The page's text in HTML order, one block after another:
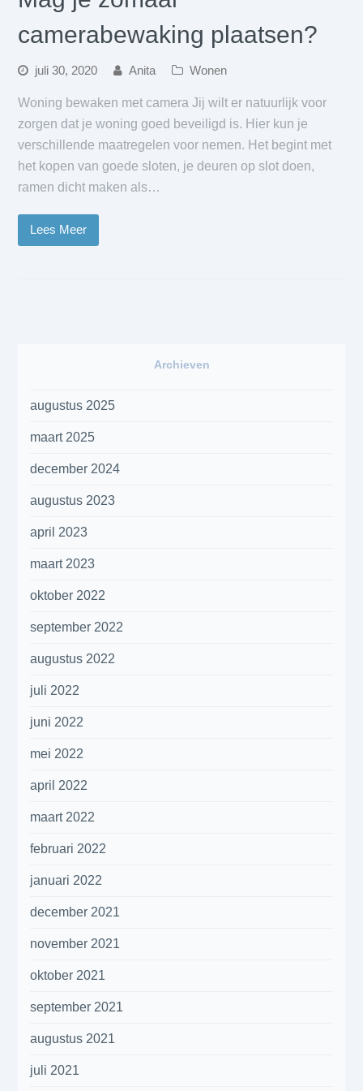
camerabewaking plaatsen?
juli 30, 2020 Anita Wonen
Woning bewaken met camera Jij wilt er natuurlijk voor
zorgen dat je woning goed beveiligd is. Hier kun je
verschillende maatregelen voor nemen. Het begint met
het kopen van goede sloten, je deuren op slot doen,
ramen dicht maken als…
Lees Meer
Archieven
augustus 2025
maart 2025
december 2024
augustus 2023
april 2023
maart 2023
oktober 2022
september 2022
augustus 2022
juli 2022
juni 2022
mei 2022
april 2022
maart 2022
februari 2022
januari 2022
december 2021
november 2021
oktober 2021
september 2021
augustus 2021
juli 2021